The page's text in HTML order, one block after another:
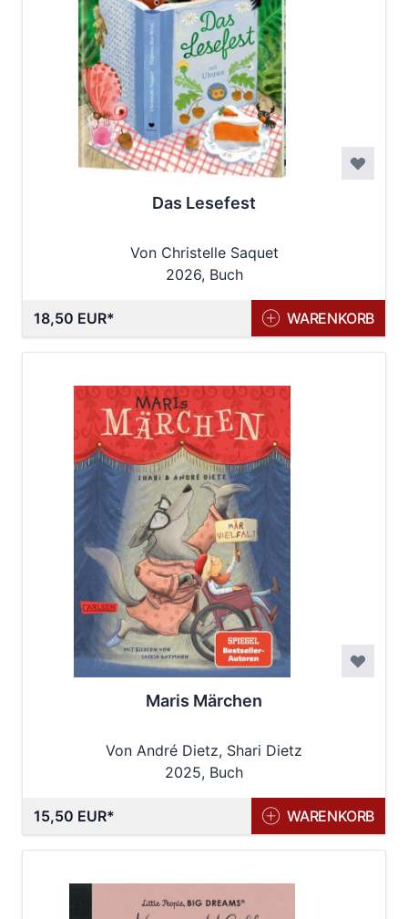
Das Lesefest
Von Christelle Saquet
2026, Buch
18,50 EUR WARENKORB
Maris Märchen
Von André Dietz, Shari Dietz
2025, Buch
15,50 EUR WARENKORB